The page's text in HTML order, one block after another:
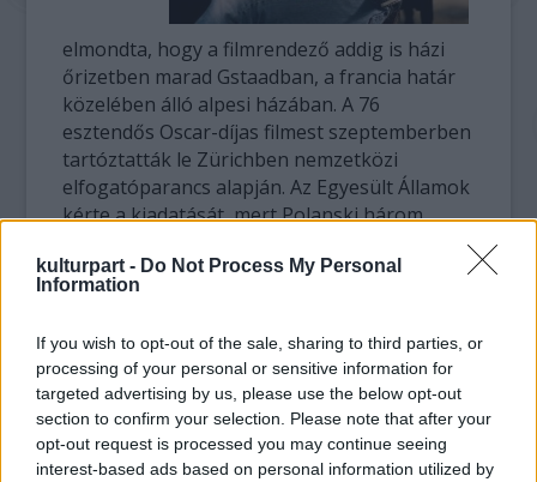
kulturpart - Do Not Process My Personal
Information
If you wish to opt-out of the sale, sharing to third parties, or
processing of your personal or sensitive information for
targeted advertising by us, please use the below opt-out
section to confirm your selection. Please note that after your
opt-out request is processed you may continue seeing
interest-based ads based on personal information utilized by
elmondta, hogy a filmrendező addig is házi
őrizetben marad Gstaadban, a francia határ
közelében álló alpesi házában. A 76
esztendős Oscar-díjas filmest szeptemberben
tartóztatták le Zürichben nemzetközi
elfogatóparancs alapján. Az Egyesült Államok
kérte a kiadatását, mert Polanski három
igazságszolgáltatás elől, amely liliomtiprásért
akarta felelősségre vonni.
A rendező két hónapot töltött egy zürichi
börtönben, majd december 4-én tetemes
óvadék fejében házi őrizetbe kerülhetett. A
svájci bíróság döntése szerint ott várhatja
meg a kiadatásáról szóló határozatot.